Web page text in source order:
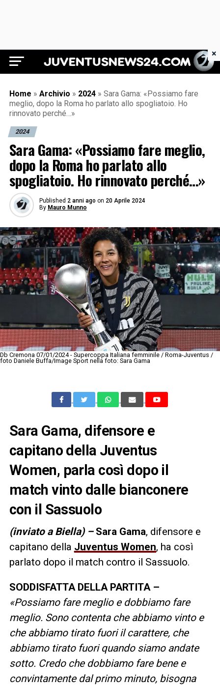
Juventus News 24
Home » Archivio » 2024 » Sara Gama: «Possiamo fare
meglio, dopo la Roma ho parlato allo spogliatoio. Ho
rinnovato perché…»
2024
Sara Gama: «Possiamo fare meglio,
dopo la Roma ho parlato allo
spogliatoio. Ho rinnovato perché…»
Published 2 anni ago on 20 Aprile 2024
By Mauro Munno
Db Cremona 07/01/2024 - Supercoppa Italiana femminile / Roma-Juventus /
foto Daniele Buffa/Image Sport nella foto: Sara Gama
Sara Gama, difensore e
capitano della Juventus
Women, parla così dopo il
match vinto dalle bianconere
con il Sassuolo
(inviato a Biella) – Sara Gama, difensore e
capitano della Juventus Women, ha così
parlato dopo il match contro il Sassuolo.
SODDISFATTA DELLA PARTITA –
«Possiamo fare meglio e dobbiamo fare
meglio. Sono contenta che abbiamo vinto e
che abbiamo tirato fuori il carattere, che
abbiamo tirato fuori quando siamo andate
sotto. Credo che dobbiamo fare bene e
convintamente dal primo minuto, bisogna
×